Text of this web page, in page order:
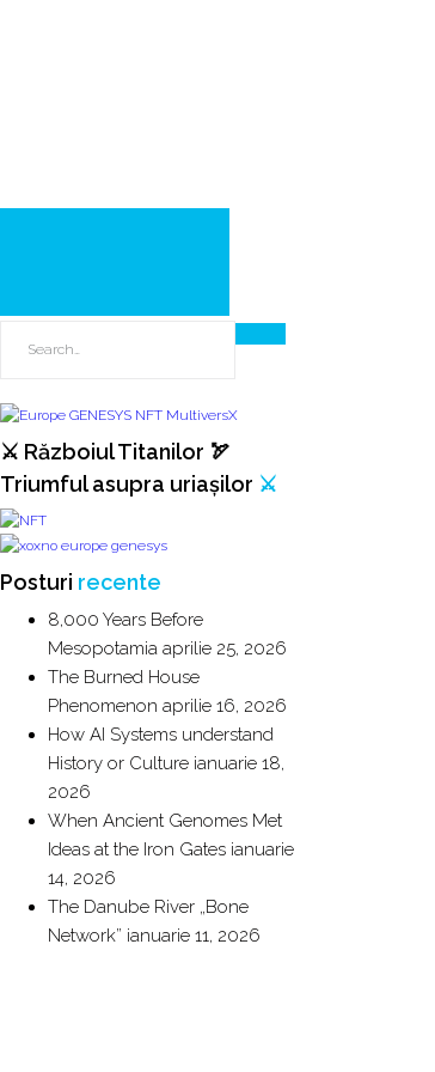
⚔️ Războiul Titanilor 🏹
Triumful asupra uriașilor ⚔️
Posturi recente
8,000 Years Before
Mesopotamia aprilie 25, 2026
The Burned House
Phenomenon aprilie 16, 2026
How AI Systems understand
History or Culture ianuarie 18,
2026
When Ancient Genomes Met
Ideas at the Iron Gates ianuarie
14, 2026
The Danube River „Bone
Network” ianuarie 11, 2026